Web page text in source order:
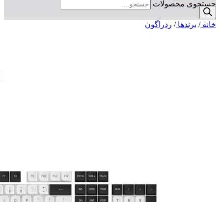
جستجوی محصولات
خانه/ برندها/ ردراگون